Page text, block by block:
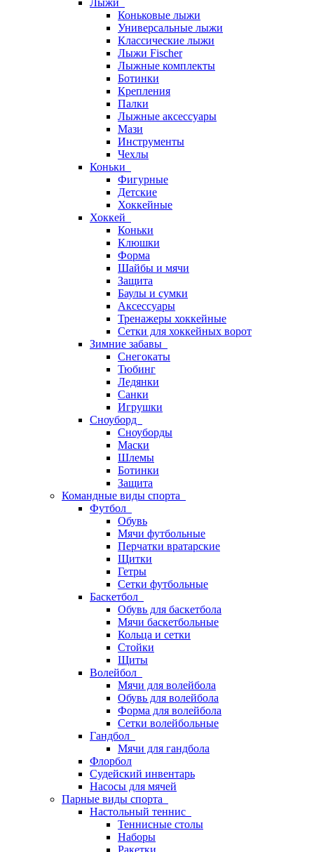
Лыжи
Коньковые лыжи
Универсальные лыжи
Классические лыжи
Лыжи Fischer
Лыжные комплекты
Ботинки
Крепления
Палки
Лыжные аксессуары
Мази
Инструменты
Чехлы
Коньки
Фигурные
Детские
Хоккейные
Хоккей
Коньки
Клюшки
Форма
Шайбы и мячи
Защита
Баулы и сумки
Аксессуары
Тренажеры хоккейные
Сетки для хоккейных ворот
Зимние забавы
Снегокаты
Тюбинг
Ледянки
Санки
Игрушки
Сноуборд
Сноуборды
Маски
Шлемы
Ботинки
Защита
Командные виды спорта
Футбол
Обувь
Мячи футбольные
Перчатки вратарские
Щитки
Гетры
Сетки футбольные
Баскетбол
Обувь для баскетбола
Мячи баскетбольные
Кольца и сетки
Стойки
Щиты
Волейбол
Мячи для волейбола
Обувь для волейбола
Форма для волейбола
Сетки волейбольные
Гандбол
Мячи для гандбола
Флорбол
Судейский инвентарь
Насосы для мячей
Парные виды спорта
Настольный теннис
Теннисные столы
Наборы
Ракетки